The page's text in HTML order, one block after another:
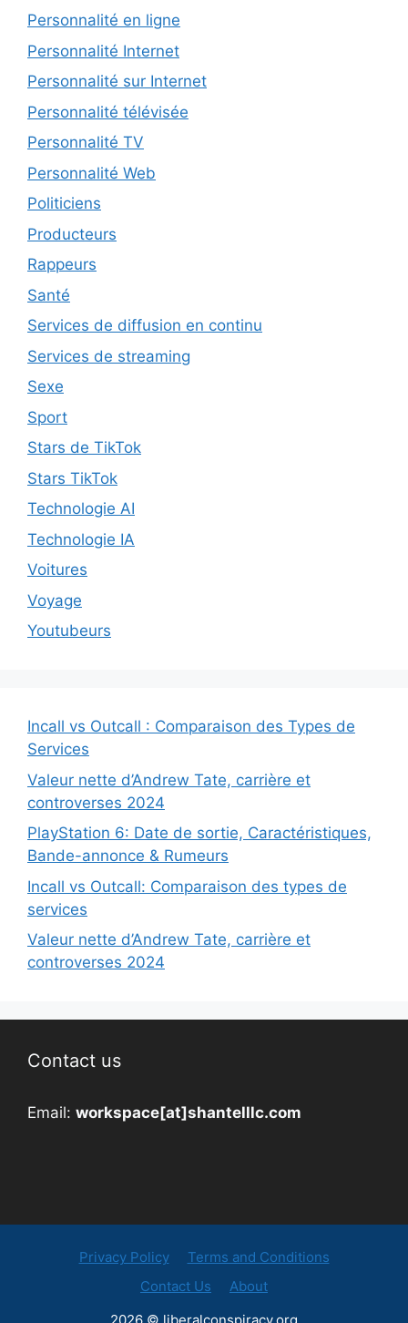
Personnalité en ligne
Personnalité Internet
Personnalité sur Internet
Personnalité télévisée
Personnalité TV
Personnalité Web
Politiciens
Producteurs
Rappeurs
Santé
Services de diffusion en continu
Services de streaming
Sexe
Sport
Stars de TikTok
Stars TikTok
Technologie AI
Technologie IA
Voitures
Voyage
Youtubeurs
Incall vs Outcall : Comparaison des Types de
Services
Valeur nette d’Andrew Tate, carrière et
controverses 2024
PlayStation 6: Date de sortie, Caractéristiques,
Bande-annonce & Rumeurs
Incall vs Outcall: Comparaison des types de
services
Valeur nette d’Andrew Tate, carrière et
controverses 2024
Contact us
Email: workspace[at]shantelllc.com
Privacy Policy
Terms and Conditions
Contact Us
About